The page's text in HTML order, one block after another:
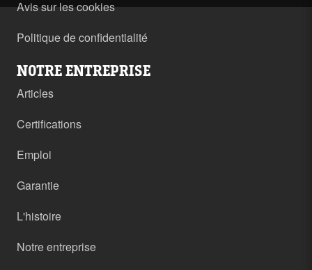
Avis sur les cookies
Politique de confidentialité
NOTRE ENTREPRISE
Articles
Certifications
Emploi
Garantie
L'histoire
Notre entreprise